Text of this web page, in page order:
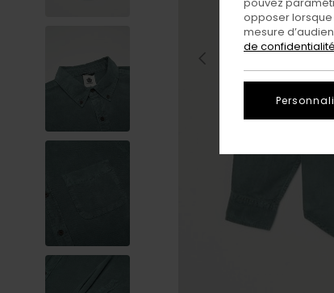
opposer
mesure
de confidentialité